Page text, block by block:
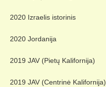
2020 Izraelis istorinis
2020 Jordanija
2019 JAV (Pietų Kalifornija)
2019 JAV (Centrinė Kalifornija)